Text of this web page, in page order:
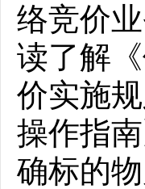
络竞价
读了解
价实施规
操作指
确标的